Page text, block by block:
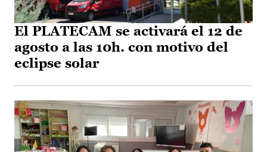
El PLATECAM se activará el 12 de
agosto a las 10h. con motivo del
eclipse solar